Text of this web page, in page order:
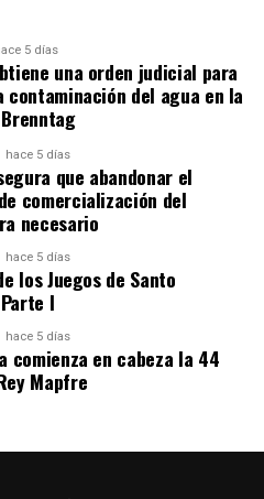
5 días
una orden judicial para
contaminación del agua en la
hace 5 días
que abandonar el
comercialización del
necesario
hace 5 días
los Juegos de Santo
I
hace 5 días
comienza en cabeza la 44
Mapfre